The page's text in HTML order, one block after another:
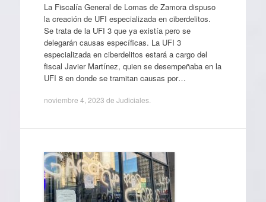
La Fiscalía General de Lomas de Zamora dispuso
la creación de UFI especializada en ciberdelitos.
Se trata de la UFI 3 que ya existía pero se
delegarán causas específicas. La UFI 3
especializada en ciberdelitos estará a cargo del
fiscal Javier Martínez, quien se desempeñaba en la
UFI 8 en donde se tramitan causas por…
noviembre 4, 2023 de Judiciales.